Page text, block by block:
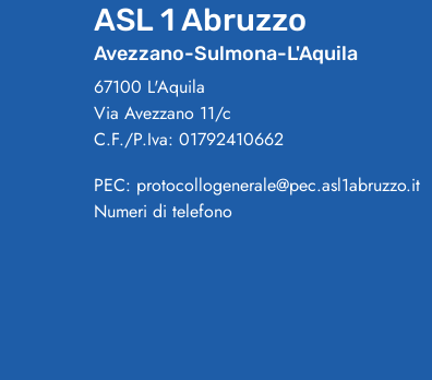
ASL 1 Abruzzo
Avezzano-Sulmona-L'Aquila
67100 L'Aquila
Via Avezzano 11/c
C.F./P.Iva: 01792410662
PEC: protocollogenerale@pec.asl1abruzzo.it
Numeri di telefono